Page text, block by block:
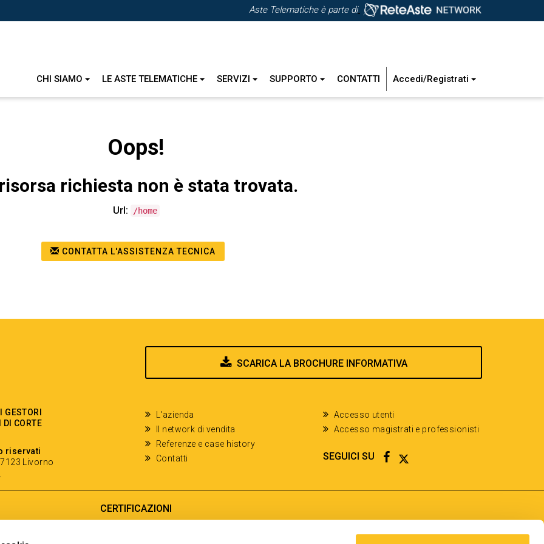
Aste Telematiche è parte di
CHI SIAMO LE ASTE TELEMATICHE SERVIZI SUPPORTO CONTATTI Accedi/Registrati
Oops!
richiesta non è stata trovata.
Url: /home
CONTATTA L'ASSISTENZA TECNICA
SCARICA LA BROCHURE INFORMATIVA
DI CORTE
riservati
Livorno
L'azienda
Il network di vendita
Referenze e case history
Contatti
Accesso utenti
Accesso magistrati e professionisti
SEGUICI SU FACEBOOK
TWITTER
CERTIFICAZIONI